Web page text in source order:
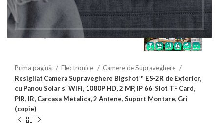
Prima pagină Electronice
Camere de Supraveghere
Resigilat Camera Supraveghere Bigshot™ ES-2R de Exterior,
cu Panou Solar si WIFI, 1080P HD, 2 MP, IP 66, Slot TF Card,
PIR, IR, Carcasa Metalica, 2 Antene, Suport Montare, Gri
(copie)